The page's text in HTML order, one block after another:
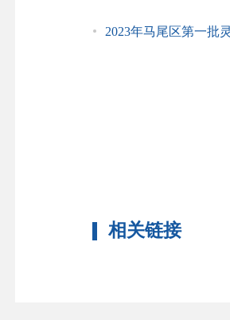
2023年马尾区第一批
相关链接